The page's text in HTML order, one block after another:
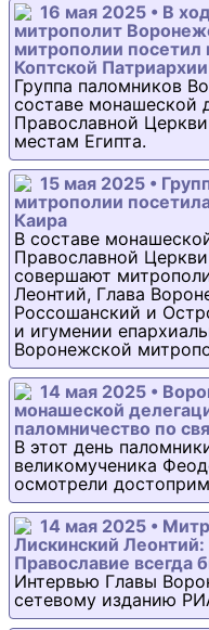
16 мая 2025 • В
митрополит
митрополии посетил
Коптской Патриархии
Группа паломников
составе монашеской
Православной
местам Египта.
15 мая 2025 •
митрополии
Каира
В составе
Православной
совершают
Леонтий, Глава
Россошанский и
и игумении
Воронежской
14 мая 2025 •
монашеской
паломничество по
В этот день
великомученика
осмотрели
14 мая 2025 •
Лискинский
Православие всегда
Интервью Главы
сетевому изданию